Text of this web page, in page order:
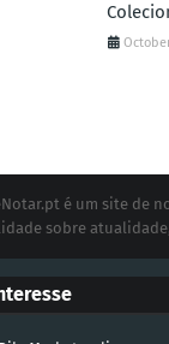
é um site de
sobre